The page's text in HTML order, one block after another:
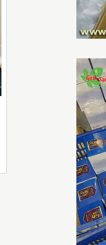
NHẬN SẢN XUẤT BỘ ẤM
CHÉN BÁT TRÀNG MEN
RONG MEN NGỌC PHONG
CÁCH TRÀ ĐẠO IN LOGO